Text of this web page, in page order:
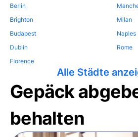
Berlin
Brighton
Budapest
Dublin
Florence
Milan
Naples
Rome
Alle Städte
Gepäck
behalten